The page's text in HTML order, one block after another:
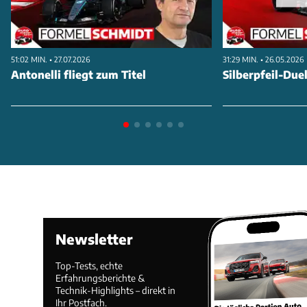
gewinnt Toyota noch mehr an Aufmerksamkeit.
ANZEIGE
Und Toyota will bei den Supercars nicht nur
mitfahren, die Japaner haben ganz klar Siege und
51:02 MIN. • 27.07.2026
Antonelli fliegt zum Titel
31:29 MIN. • 26.05.2026
Silberpfeil-
Newsletter
Top-Tests, echte
Erfahrungsberichte &
Technik-Highlights – direkt in
Ihr Postfach.